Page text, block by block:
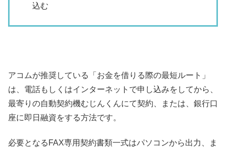
込む
アコムが推奨している「お金を借りる際の最短ルート」
は、電話もしくはインターネットで申し込みをしてから、
最寄りの自動契約機むじんくんにて契約、または、銀行口
座に即日融資をする方法です。
必要となるFAX専用契約書類一式はパソコンから出力、ま